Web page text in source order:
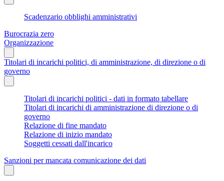
Scadenzario obblighi amministrativi
Burocrazia zero
Organizzazione
Titolari di incarichi politici, di amministrazione, di direzione o di
governo
Titolari di incarichi politici - dati in formato tabellare
Titolari di incarichi di amministrazione di direzione o di
governo
Relazione di fine mandato
Relazione di inizio mandato
Soggetti cessati dall'incarico
Sanzioni per mancata comunicazione dei dati